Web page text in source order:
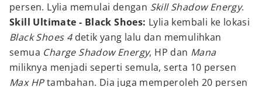
persen. Lylia memulai dengan Skill Shadow Energy.
Skill Ultimate - Black Shoes: Lylia kembali ke lokasi
Black Shoes 4detik yang lalu dan memulihkan
semua Charge Shadow Energy, HP dan Mana
miliknya menjadi seperti semula, serta 10 persen
Max HPtambahan. Dia juga memperoleh 20 persen